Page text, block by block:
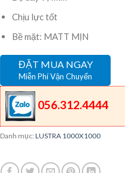
Chịu lực tốt
Bề mặt: MATT MỊN
ĐẶT MUA NGAY
Miễn Phí Vận Chuyển
056.312.4444
Danh mục: LUSTRA 1000X1000